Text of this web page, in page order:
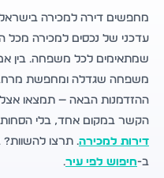
מחפשים דירה למכירה
עדכני של נכסים למכירה מכל
שמתאימים לכל משפחה. בין
משפחה שגדלה ומחפשת
ההזדמנות הבאה — תמצאו
הקשר במקום אחד, בלי הסחות
דירות למכירה. תרצו
ב-חיפוש לפי עיר.